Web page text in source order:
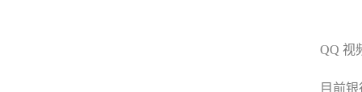
QQ 视
目前